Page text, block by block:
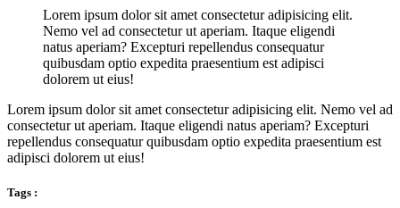
Lorem ipsum dolor sit amet consectetur adipisicing elit.
Nemo vel ad consectetur ut aperiam. Itaque eligendi
natus aperiam? Excepturi repellendus consequatur
quibusdam optio expedita praesentium est adipisci
dolorem ut eius!
Lorem ipsum dolor sit amet consectetur adipisicing elit. Nemo vel ad
consectetur ut aperiam. Itaque eligendi natus aperiam? Excepturi
repellendus consequatur quibusdam optio expedita praesentium est
adipisci dolorem ut eius!
Tags :